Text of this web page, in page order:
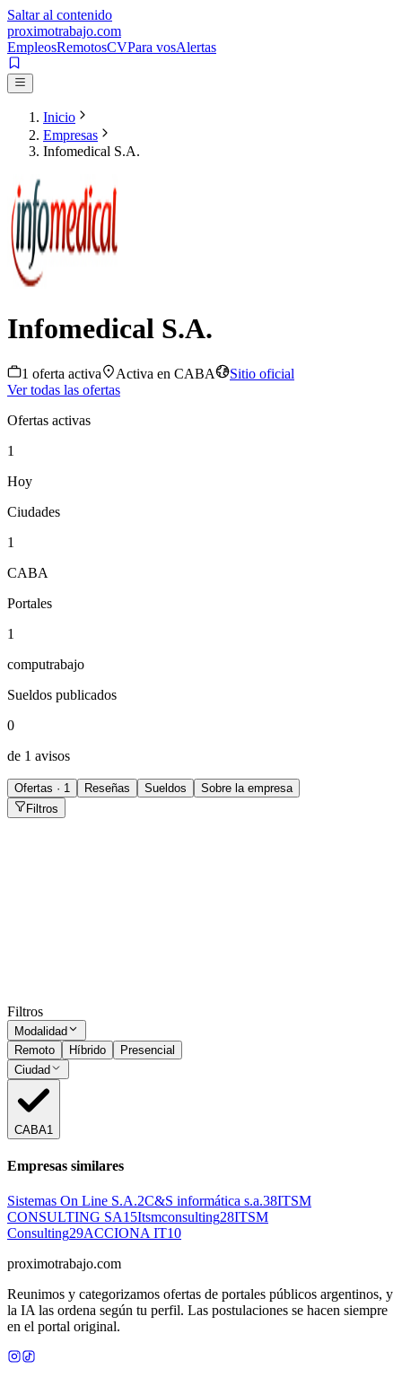
Saltar al contenido
proximotrabajo.com
EmpleosRemotosCVPara vosAlertas
Inicio
Empresas
Infomedical S.A.
Infomedical S.A.
1 oferta activa Activa en CABA
Sitio oficial
Ver todas las ofertas
Ofertas activas
1
Hoy
Ciudades
1
CABA
Portales
1
computrabajo
Sueldos publicados
0
de 1 avisos
Ofertas · 1 Reseñas Sueldos
Sobre la empresa
Filtros
Filtros
Modalidad
Remoto
Híbrido
Presencial
Ciudad
CABA1
Empresas similares
Sistemas On Line S.A.2C&S informática s.a.38ITSM
CONSULTING SA15Itsmconsulting28ITSM
Consulting29ACCIONA IT10
proximotrabajo.com
Reunimos y categorizamos ofertas de portales públicos argentinos, y
la IA las ordena según tu perfil. Las postulaciones se hacen siempre
en el portal original.